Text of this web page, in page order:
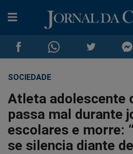
Compartilhar
no
Facebook
Compartilhar
no
Whatsapp
no
Twitter
SOCIEDADE
Atleta adolescente
passa mal durante
escolares e morre:
se silencia diante